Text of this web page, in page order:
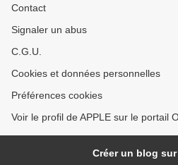
Contact
Signaler un abus
C.G.U.
Cookies et données personnelles
Préférences cookies
Voir le profil de APPLE sur le portail
Créer un blog